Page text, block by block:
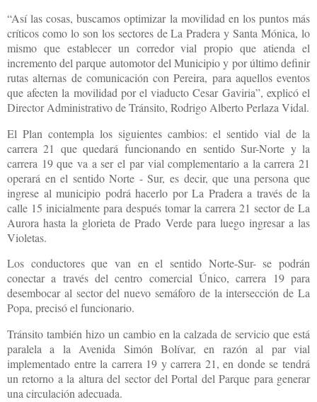
“Así las cosas, buscamos optimizar la movilidad en los puntos más
críticos como lo son los sectores de La Pradera y Santa Mónica, lo
mismo que establecer un corredor vial propio que atienda el
incremento del parque automotor del Municipio y por último definir
rutas alternas de comunicación con Pereira, para aquellos eventos
que afecten la movilidad por el viaducto Cesar Gaviria”, explicó el
Director Administrativo de Tránsito, Rodrigo Alberto Perlaza Vidal.
El Plan contempla los siguientes cambios: el sentido vial de la
carrera 21 que quedará funcionando en sentido Sur-Norte y la
carrera 19 que va a ser el par vial complementario a la carrera 21
operará en el sentido Norte - Sur, es decir, que una persona que
ingrese al municipio podrá hacerlo por La Pradera a través de la
calle 15 inicialmente para después tomar la carrera 21 sector de La
Aurora hasta la glorieta de Prado Verde para luego ingresar a las
Violetas.
Los conductores que van en el sentido Norte-Sur- se podrán
conectar a través del centro comercial Único, carrera 19 para
desembocar al sector del nuevo semáforo de la intersección de La
Popa, precisó el funcionario.
Tránsito también hizo un cambio en la calzada de servicio que está
paralela a la Avenida Simón Bolívar, en razón al par vial
implementado entre la carrera 19 y carrera 21, en donde se tendrá
un retorno a la altura del sector del Portal del Parque para generar
una circulación adecuada.